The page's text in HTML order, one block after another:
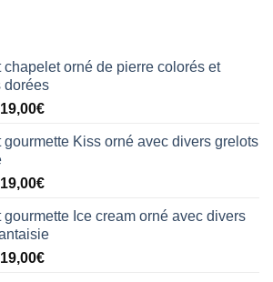
chapelet orné de pierre colorés et
dorées
Le
:
38,00€.
19,00€Le
actuel
19,00€.
gourmette Kiss orné avec divers grelots
Le
:
38,00€.
19,00€Le
actuel
est :
19,00€.
gourmette Ice cream orné avec divers
Le
19,00€Le